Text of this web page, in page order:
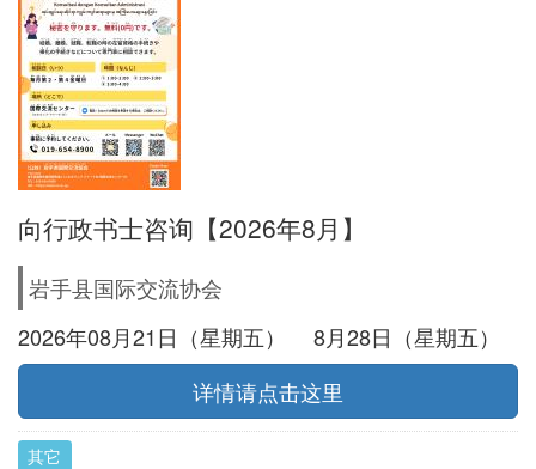
向行政书士咨询【2026年8月】
岩手县国际交流协会
2026年08月21日（星期五） 8月28日（星期五）
详情请点击这里
其它